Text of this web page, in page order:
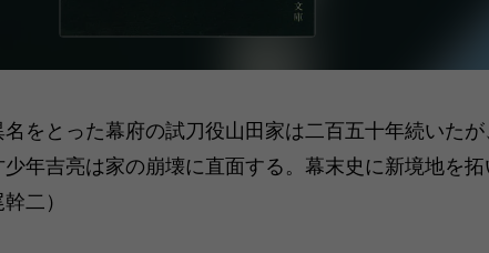
をとった幕府の試刀役山田家は二百五十年続いたが
年吉亮は家の崩壊に直面する。幕末史に新境地を拓
二）